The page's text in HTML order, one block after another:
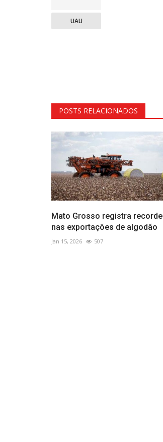
UAU
POSTS RELACIONADOS
Mato Grosso registra recorde
nas exportações de algodão
Jan 15, 2026 507